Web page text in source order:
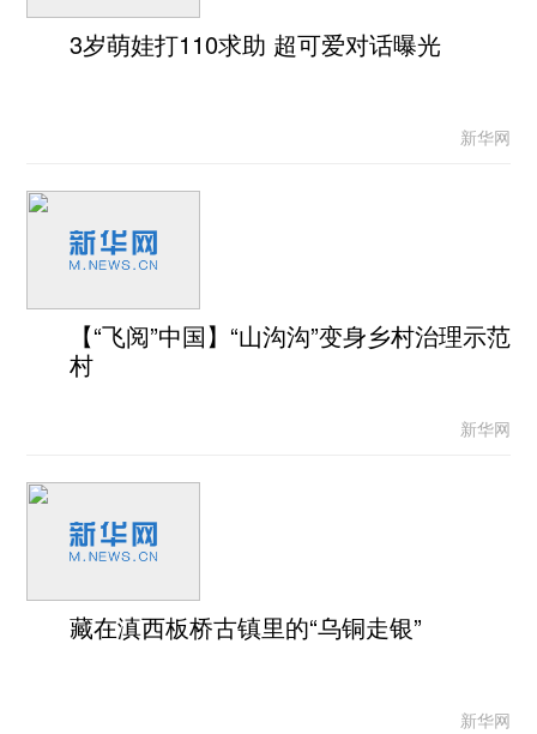
3岁萌娃打110求助 超可爱对话曝光
新华网
【“飞阅”中国】“山沟沟”变身乡村治理示范
村
新华网
藏在滇西板桥古镇里的“乌铜走银”
新华网